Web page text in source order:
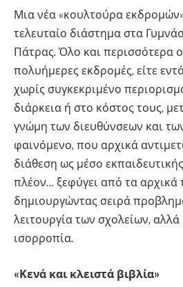
Μια νέα «κουλτούρα
τελευταίο διάστημα στα
Πάτρας. Όλο και περισσότερα
πολυήμερες εκδρομές, είτε
χωρίς συγκεκριμένο
διάρκεια ή στο κόστος τους,
γνώμη των διευθύνσεων και
φαινόμενο, που αρχικά
διάθεση ως μέσο
πλέον… ξεφύγει από τα αρχικά
δημιουργώντας σειρά
λειτουργία των σχολείων,
ισορροπία.
«Κενά και κλειστά βιβλία»